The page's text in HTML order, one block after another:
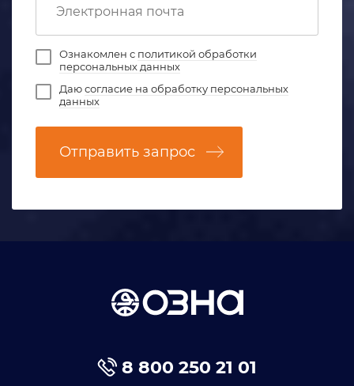
Ознакомлен с политикой обработки
персональных данных
Даюсогласие на обработку персональных
данных
Отправить запрос
8 800 250 21 01